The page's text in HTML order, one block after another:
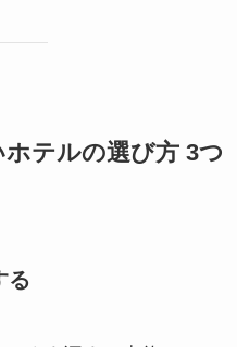
テルの選び方 3つ
る